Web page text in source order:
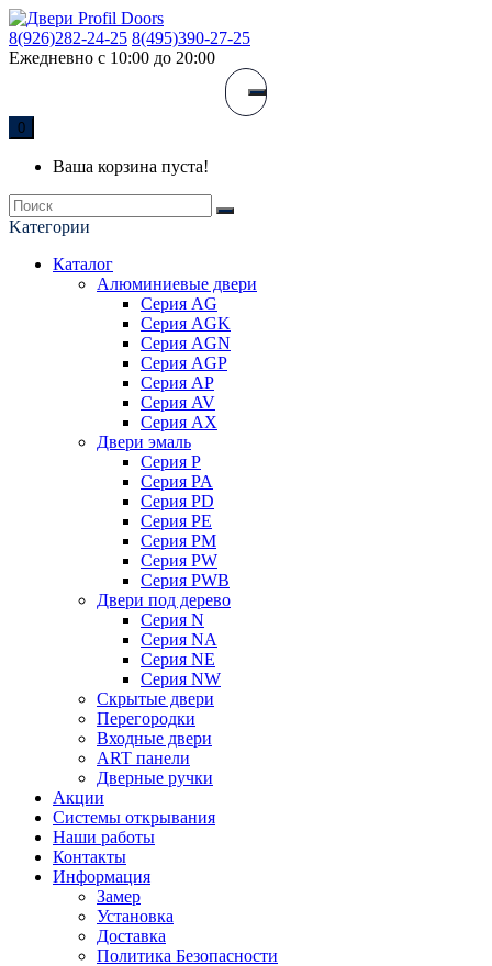
8(926)282-24-25 8(495)390-27-25
Ежедневно с 10:00 до 20:00
0
Ваша корзина пуста!
Kатегории
Каталог
Алюминиевые двери
Серия AG
Серия AGK
Серия AGN
Серия AGP
Серия AP
Серия AV
Серия AX
Двери эмаль
Серия P
Серия PA
Серия PD
Серия PE
Серия PM
Серия PW
Серия PWB
Двери под дерево
Серия N
Серия NA
Серия NE
Серия NW
Скрытые двери
Перегородки
Входные двери
ART панели
Дверные ручки
Акции
Системы открывания
Наши работы
Контакты
Информация
Замер
Установка
Доставка
Политика Безопасности